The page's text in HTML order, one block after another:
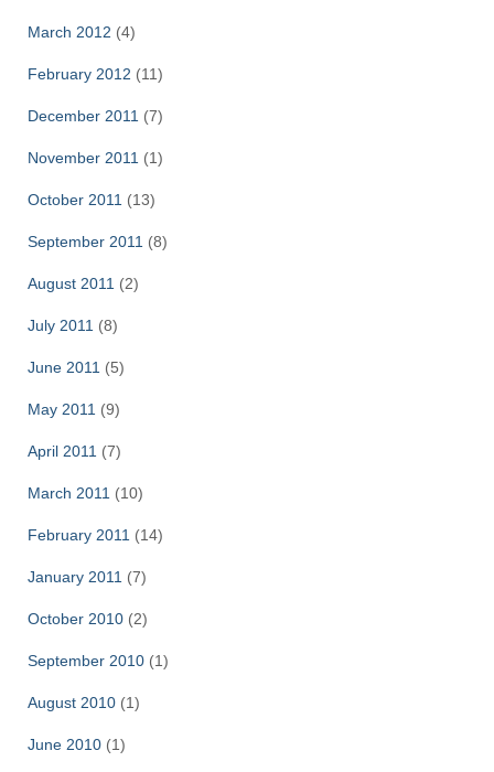
March 2012 (4)
February 2012 (11)
December 2011 (7)
November 2011 (1)
October 2011 (13)
September 2011 (8)
August 2011 (2)
July 2011 (8)
June 2011 (5)
May 2011 (9)
April 2011 (7)
March 2011 (10)
February 2011 (14)
January 2011 (7)
October 2010 (2)
September 2010 (1)
August 2010 (1)
June 2010 (1)